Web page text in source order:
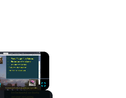
×
Fullscreen